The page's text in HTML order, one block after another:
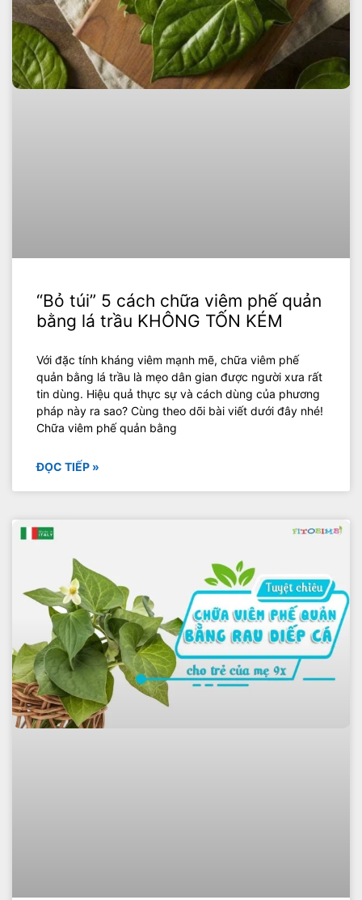
“Bỏ túi” 5 cách chữa viêm phế quản
bằng lá trầu KHÔNG TỐN KÉM
Với đặc tính kháng viêm mạnh mẽ, chữa viêm phế
quản bằng lá trầu là mẹo dân gian được người xưa rất
tin dùng. Hiệu quả thực sự và cách dùng của phương
pháp này ra sao? Cùng theo dõi bài viết dưới đây nhé!
Chữa viêm phế quản bằng
ĐỌC TIẾP »